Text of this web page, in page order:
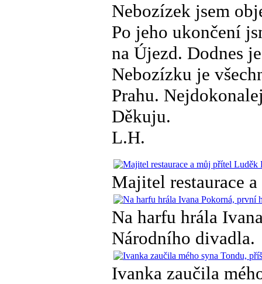
Nebozízek jsem
Po jeho ukončení
na Újezd. Dodnes
Nebozízku je
Prahu.
Děkuju.
L.H.
Majitel restaurace
Na harfu hrála
Národního divadla.
Ivanka zaučila